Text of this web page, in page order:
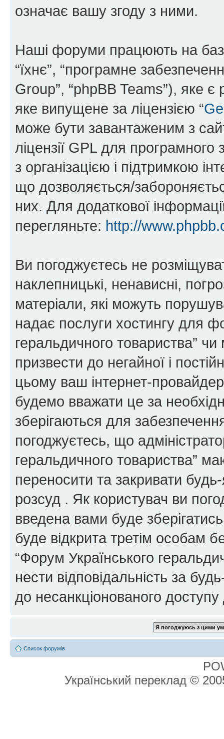
означає вашу згоду з ними.
Наші форуми працюють на
“їхнє”, “програмне
Group”, “phpBB Teams”), яке
яке випущене за ліцензією “
може бути завантаженим з
ліцензії GPL для
з організацією і підтримкою
що дозволяється/
них. Для додаткової
перегляньте: http://
Ви погоджуєтесь не
наклепницькі, ненависні,
матеріали, які можуть
надає послуги хостингу для
геральдичного товариства”
призвести до негайної і
цьому ваш інтернет-
будемо вважати це за
зберігаються для
погоджуєтесь, що
геральдичного товариства”
переносити та закривати
розсуд . Як користувач ви
введена вами буде
буде відкрита третім особам
“Форум Українського
нести відповідальність за
до несанкціонованого доступу
Список форумів
Український переклад ©